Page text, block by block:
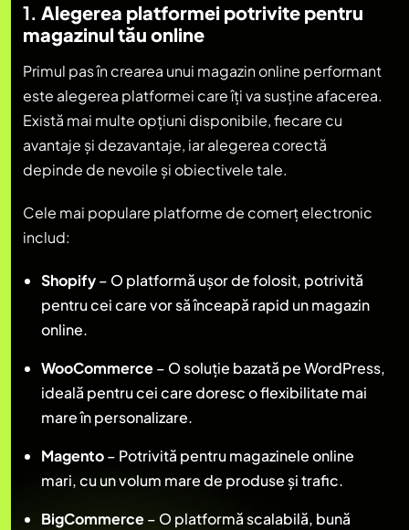
1. Alegerea platformei potrivite pentru
magazinul tău online
Primul pas în crearea unui magazin online performant
este alegerea platformei care îți va susține afacerea.
Există mai multe opțiuni disponibile, fiecare cu
avantaje și dezavantaje, iar alegerea corectă
depinde de nevoile și obiectivele tale.
Cele mai populare platforme de comerț electronic
includ:
Shopify– O platformă ușor de folosit, potrivită
pentru cei care vor să înceapă rapid un magazin
online.
WooCommerce– O soluție bazată pe WordPress,
ideală pentru cei care doresc o flexibilitate mai
mare în personalizare.
Magento– Potrivită pentru magazinele online
mari, cu un volum mare de produse și trafic.
BigCommerce– O platformă scalabilă, bună